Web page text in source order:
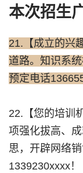
本次招生
21.【成立的兴
道路。知识系
预定电话
22.【您的培训
项强化拔高、
思，开辟网络
1339230xxxx！